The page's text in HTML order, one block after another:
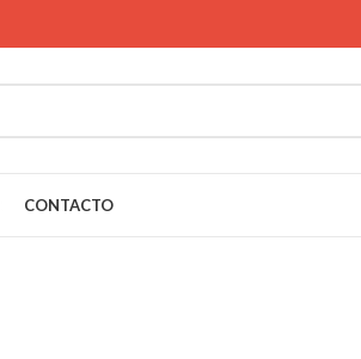
CONTACTO